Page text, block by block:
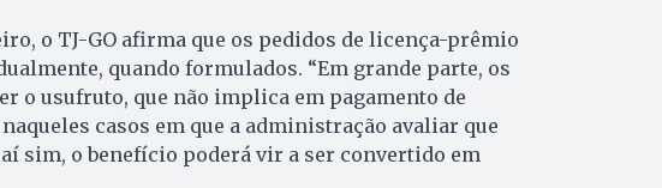
o TJ-GO afirma que os pedidos de licença-prêmio
quando formulados. “Em grande parte, os
o usufruto, que não implica em pagamento de
casos em que a administração avaliar que
sim, o benefício poderá vir a ser convertido em